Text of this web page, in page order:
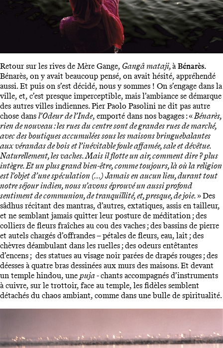
Retour sur les rives de Mère Gange, Gangâ mataji,àBénarès.
Bénarès, on y avait beaucoup pensé, on avait hésité, appréhendé
aussi. Et puis on s’est décidé, nous y sommes ! On s’engage dans la
ville, et, c’est presque imperceptible, mais l’ambiance se démarque
des autres villes indiennes. Pier Paolo Pasolini ne dit pas autre
chose dans l’Odeur de l’Inde, emporté dans nos bagages : «Bénarès,
rien de nouveau : les rues du centre sont de grandes rues de marché,
avec des boutiques accumulées sous les maisons bringuebalantes
aux vérandas de bois et l’inévitable foule affamée, sale et dévêtue.
Naturellement, les vaches. Mais il flotte un air, comment dire ? plus
intègre. Et un plus grand bien-être, comme toujours, là où la religion
est l’objet d’une spéculation (…) Jamais en aucun lieu, durant tout
notre séjour indien, nous n’avons éprouvé un aussi profond
sentiment de communion, de tranquillité, et, presque, de joie. » Des
sâdhus récitant des mantras, d’autres, extatiques, assis en tailleur,
et ne semblant jamais quitter leur posture de méditation ; des
colliers de fleurs fraîches au cou des vaches ; des bassins de pierre
et autels chargés d’offrandes – pétales de fleurs, eau, lait ; des
chèvres déambulant dans les ruelles ; des odeurs entêtantes
d’encens ; des statues au visage noir parées de drapés rouges ; des
déesses à quatre bras dessinées aux murs des maisons. Et devant
un temple hindou, une puja- chants accompagnés d’instruments
à cuivre, sur le trottoir, face au temple, les fidèles semblent
détachés du chaos ambiant, comme dans une bulle de spiritualité.